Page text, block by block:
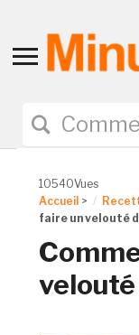
Toggle
navigation
10540Vues
Accueil >
faire un velouté